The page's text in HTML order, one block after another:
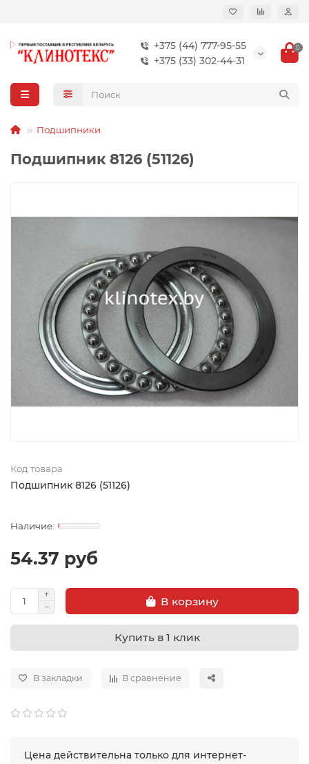
+375 (44) 777-95-55
+375 (33) 302-44-31
0
Подшипники
Подшипник 8126 (51126)
Код товара
Подшипник 8126 (51126)
54.37 руб
В корзину
Купить в 1 клик
В закладки В сравнение
Цена действительна только для интернет-